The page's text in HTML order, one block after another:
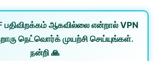
பதிவிறக்கம் ஆகவில்லை என்றால் VPN
நெட்வொர்க்முயற்சி செய்யுங்கள்.
நன்றி 🙏